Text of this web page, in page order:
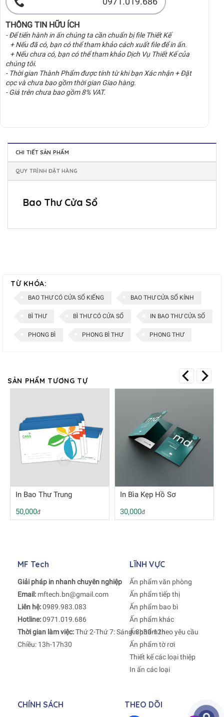
THÔNG TIN HỮU ÍCH
- Để tiến hành in ấn chúng ta cần chuẩn bị file Thiết Kế
+ Nếu đã có, bạn có thể tham khảo cách xuất file để in ấn.
+ Nếu chưa có, bạn có thể tham khảo Dịch Vụ Thiết Kế của
chúng tôi.
- Thời gian Thành Phẩm được tính từ khi bạn Xác nhận + Đặt
cọc và chưa bao gồm thời gian Giao hàng.
- Giá trên chưa bao gồm 8% VAT.
CHI TIẾT SẢN PHẨM
QUY TRÌNH ĐẶT HÀNG
Bao Thư Cửa Sổ
TỪ KHÓA:
BAO THƯ CÓ CỬA SỔ KIẾNG BAO THƯ CỬA SỔ KÍNH
BÌ THƯ BÌ THƯ CÓ CỬA SỔ IN BAO THƯ CỬA SỔ
PHONG BÌ PHONG BÌ THƯ PHONG THƯ
SẢN PHẨM TƯƠNG TỰ
In Bao Thư Trung
50,000đ
In Bìa Kẹp Hồ Sơ
30,000đ
MF Tech
Giải pháp in nhanh chuyên nghiệp
Email: mftech.bn@gmail.com
Liên hệ:0989.983.083
Hotline:0971.019.686
Thời gian làm việc:Thứ 2-Thứ 7: Sáng: 8h30-12h
Chiều: 13h-17h30
LĨNH VỰC
Ấn phẩm văn phòng
Ấn phẩm tiếp thị
Ấn phẩm bao bì
Ấn phẩm khác
Ấn phẩm theo yêu cầu
Ấn phẩm tờ rơi
Thiết kế các loại thiệp
In ấn các loại
CHÍNH SÁCH THEO DÕI